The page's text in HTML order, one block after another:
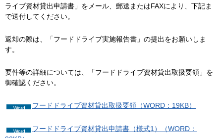
ライブ資材貸出申請書」をメール、郵送またはFAXにより、下記ま
で送付してください。
返却の際は、「フードドライブ実施報告書」の提出をお願いしま
す。
要件等の詳細については、「フードドライブ資材貸出取扱要領」を
御確認ください。
フードドライブ資材貸出取扱要領（WORD：19KB）
フードドライブ資材貸出申請書（様式1）（WORD：